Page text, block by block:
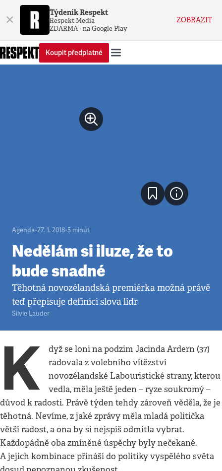
× Týdeník Respekt
Respekt Media
ZDARMA - na Google Play
ZOBRAZIT
Koupit předplatné
Agenda•27. 1. 2018•5 minut
Nedělám si iluze, že to
bude snadné
Těhotná novozélandská premiérka možná právě
teď přepisuje definici slova lídr
Silvie Lauder
K
dyž se loni na podzim Jacinda Ardern (37)
radovala z volebního vítězství
novozélandské Labouristické strany, kterou
vedla, měla ještě jeden – ryze soukromý –
důvod k radosti. Právě týden tehdy zároveň věděla, že je
těhotná. Nevíme, z jaké zprávy měla mladá politička
větší radost, a ona by si nejspíš odmítla vybrat.
Každopádně oba zmíněné úspěchy byly nečekané.
A jejich kombinace přináší do politiky vyspělého světa